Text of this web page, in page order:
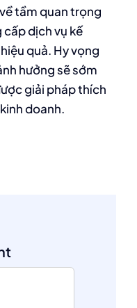
tầm quan trọng
cấp dịch vụ kế
quả. Hy vọng
hưởng sẽ sớm
giải pháp thích
doanh.